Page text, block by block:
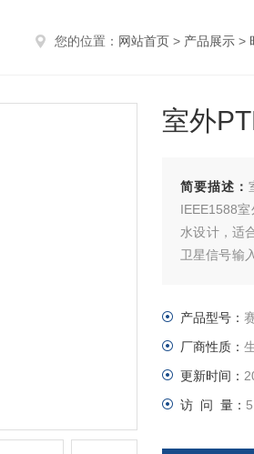
您的位置： 网站首页 > 产品展示 >
室外
简要描述：
IEEE1588
水设计，适
卫星信号输
产品型号：
厂商性质：
更新时间：
访 问 量：